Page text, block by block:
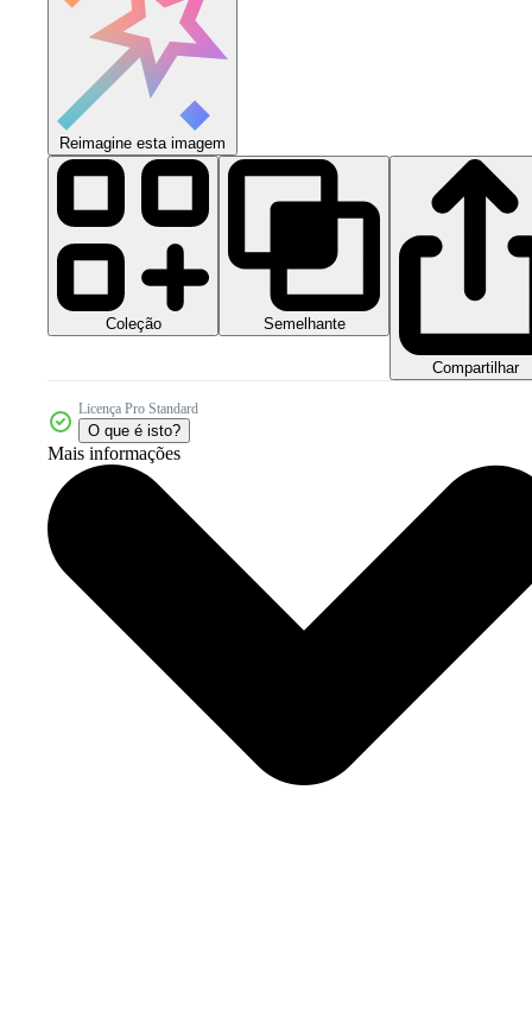
Reimagine esta imagem
Coleção Semelhante
Compartilhar
Licença Pro Standard
O que é isto?
Mais informações